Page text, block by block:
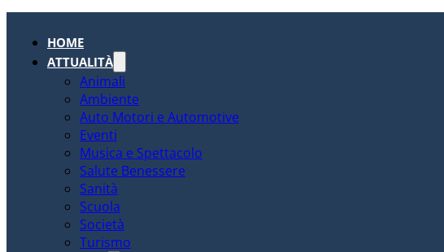
HOME
ATTUALITÀ
Animali
Ambiente
Auto Motori e Automotive
Eventi
Musica e Spettacolo
Salute Benessere
Sanità
Scuola
Società
Turismo